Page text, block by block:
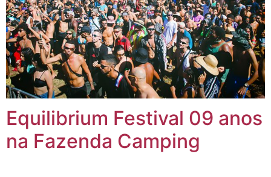
Equilibrium Festival 09 anos
na Fazenda Camping